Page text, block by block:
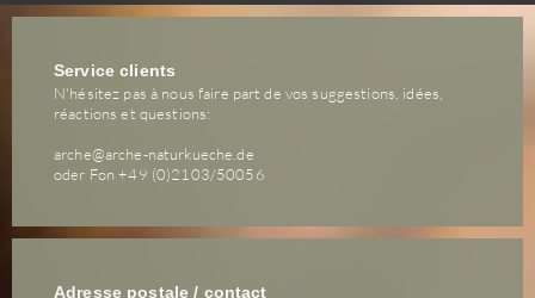
Service clients
N'hésitez pas à nous faire part de vos suggestions, idées,
réactions et questions:
arche@arche-naturkueche.de
oder Fon +49 (0)2103/50056
Adresse postale / contact